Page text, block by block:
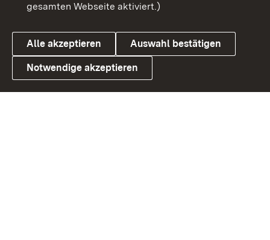
Link zum Landesportal
Datenschutz
Cookies
gesamten Webseite aktiviert.)
Alle akzeptieren Auswahl bestätigen
Notwendige akzeptieren